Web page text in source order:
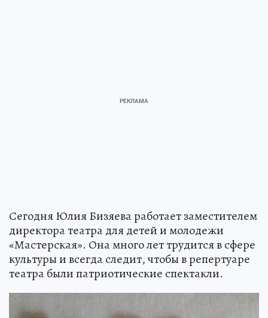
Сегодня Юлия Бизяева работает заместителем
директора театра для детей и молодежи
«Мастерская». Она много лет трудится в сфере
культуры и всегда следит, чтобы в репертуаре
театра были патриотические спектакли.